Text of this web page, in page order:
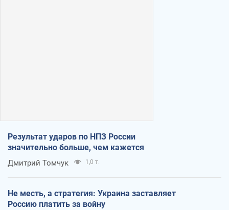
Результат ударов по НПЗ России
значительно больше, чем кажется
Дмитрий Томчук 1,0 т.
Не месть, а стратегия: Украина заставляет
Россию платить за войну